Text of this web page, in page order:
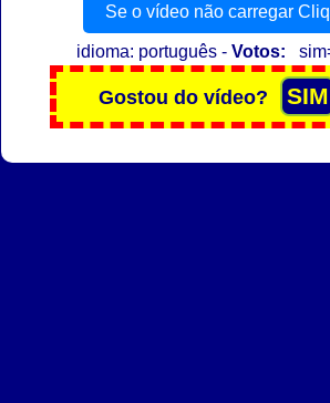
Se o vídeo não carregar
idioma: português -Votos: